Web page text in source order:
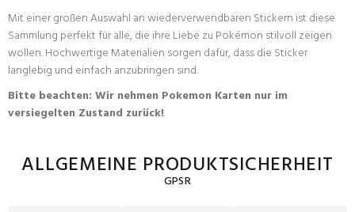
Mit einer großen Auswahl an wiederverwendbaren Stickern ist diese
Sammlung perfekt für alle, die ihre Liebe zu Pokémon stilvoll zeigen
wollen. Hochwertige Materialien sorgen dafür, dass die Sticker
langlebig und einfach anzubringen sind.
Bitte beachten: Wir nehmen Pokemon Karten nur im
versiegelten Zustand zurück!
ALLGEMEINE PRODUKTSICHERHEIT
GPSR